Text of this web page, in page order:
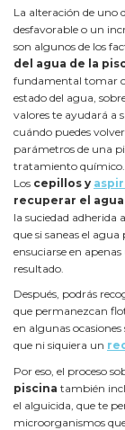
La alteración de uno
desfavorable o un
son algunos de los
del agua de la
fundamental tomar
estado del agua,
valores te ayudará a
cuándo puedes
parámetros de una
tratamiento químico.
Los cepillos y
recuperar el
la suciedad adherida
que si saneas el
ensuciarse en
resultado.
Después, podrás
que permanezcan
en algunas
que ni siquiera un
Por eso, el proceso
piscina también
el alguicida, que te
microorganismos